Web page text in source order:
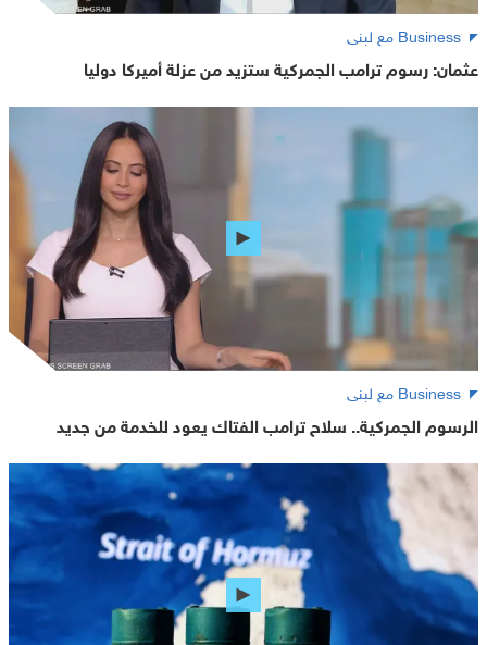
Business مع لبنى
عثمان: رسوم ترامب الجمركية ستزيد من عزلة أميركا دوليا
Business مع لبنى
الرسوم الجمركية.. سلاح ترامب الفتاك يعود للخدمة من جديد